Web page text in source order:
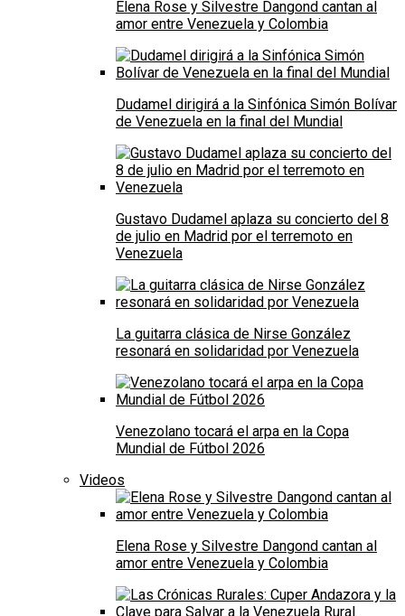
Elena Rose y Silvestre Dangond cantan al
amor entre Venezuela y Colombia
Dudamel dirigirá a la Sinfónica Simón Bolívar
de Venezuela en la final del Mundial
Gustavo Dudamel aplaza su concierto del 8
de julio en Madrid por el terremoto en
Venezuela
La guitarra clásica de Nirse González
resonará en solidaridad por Venezuela
Venezolano tocará el arpa en la Copa
Mundial de Fútbol 2026
Videos
Elena Rose y Silvestre Dangond cantan al
amor entre Venezuela y Colombia